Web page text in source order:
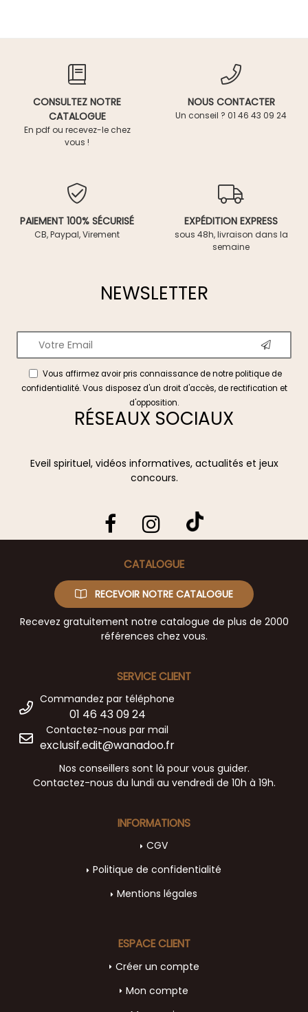
CONSULTEZ NOTRE
CATALOGUE
En pdf ou recevez-le chez
vous !
NOUS CONTACTER
Un conseil ? 01 46 43 09 24
PAIEMENT 100% SÉCURISÉ
CB, Paypal, Virement
EXPÉDITION EXPRESS
sous 48h, livraison dans la
semaine
NEWSLETTER
Vous affirmez avoir pris connaissance de notrepolitique de
confidentialité. Vous disposez d'un droit d'accès, de rectification et
d'opposition.
RÉSEAUX SOCIAUX
Eveil spirituel, vidéos informatives, actualités et jeux
concours.
CATALOGUE
RECEVOIR NOTRE CATALOGUE
Recevez gratuitement notre catalogue de plus de 2000
références chez vous.
SERVICE CLIENT
Commandez par téléphone
01 46 43 09 24
Contactez-nous par mail
exclusif.edit@wanadoo.fr
Nos conseillers sont là pour vous guider.
Contactez-nous du lundi au vendredi de 10h à 19h.
INFORMATIONS
CGV
Politique de confidentialité
Mentions légales
ESPACE CLIENT
Créer un compte
Mon compte